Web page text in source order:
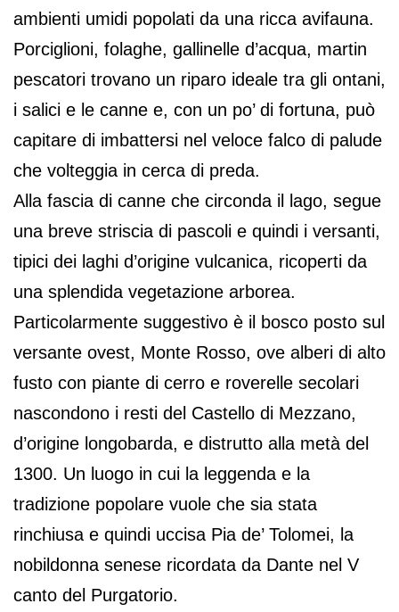
ambienti umidi popolati da una ricca avifauna.
Porciglioni, folaghe, gallinelle d’acqua, martin
pescatori trovano un riparo ideale tra gli ontani,
i salici e le canne e, con un po’ di fortuna, può
capitare di imbattersi nel veloce falco di palude
che volteggia in cerca di preda.
Alla fascia di canne che circonda il lago, segue
una breve striscia di pascoli e quindi i versanti,
tipici dei laghi d’origine vulcanica, ricoperti da
una splendida vegetazione arborea.
Particolarmente suggestivo è il bosco posto sul
versante ovest, Monte Rosso, ove alberi di alto
fusto con piante di cerro e roverelle secolari
nascondono i resti del Castello di Mezzano,
d’origine longobarda, e distrutto alla metà del
1300. Un luogo in cui la leggenda e la
tradizione popolare vuole che sia stata
rinchiusa e quindi uccisa Pia de’ Tolomei, la
nobildonna senese ricordata da Dante nel V
canto del Purgatorio.